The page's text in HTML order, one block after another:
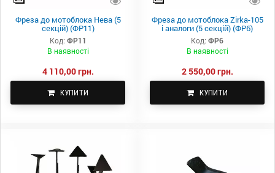
Фреза до мотоблока Нева (5
секцій) (ФР11)
Код: ФР11
В наявності
4 110,00 грн.
КУПИТИ
Фреза до мотоблока Zirka-105
і аналоги (5 секцій) (ФР6)
Код: ФР6
В наявності
2 550,00 грн.
КУПИТИ